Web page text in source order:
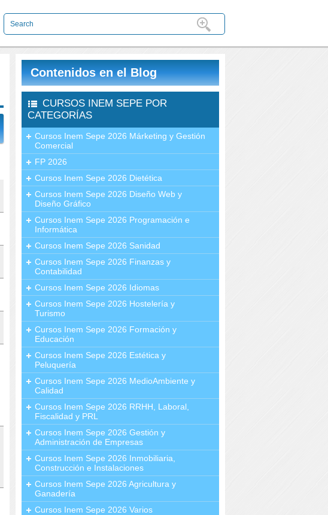
Contenidos en el Blog
CURSOS INEM SEPE POR
CATEGORÍAS
Cursos Inem Sepe 2026 Márketing y Gestión
Comercial
FP 2026
Cursos Inem Sepe 2026 Dietética
Cursos Inem Sepe 2026 Diseño Web y
Diseño Gráfico
Cursos Inem Sepe 2026 Programación e
Informática
Cursos Inem Sepe 2026 Sanidad
Cursos Inem Sepe 2026 Finanzas y
Contabilidad
Cursos Inem Sepe 2026 Idiomas
Cursos Inem Sepe 2026 Hostelería y
Turismo
Cursos Inem Sepe 2026 Formación y
Educación
Cursos Inem Sepe 2026 Estética y
Peluquería
Cursos Inem Sepe 2026 MedioAmbiente y
Calidad
Cursos Inem Sepe 2026 RRHH, Laboral,
Fiscalidad y PRL
Cursos Inem Sepe 2026 Gestión y
Administración de Empresas
Cursos Inem Sepe 2026 Inmobiliaria,
Construcción e Instalaciones
Cursos Inem Sepe 2026 Agricultura y
Ganadería
Cursos Inem Sepe 2026 Varios